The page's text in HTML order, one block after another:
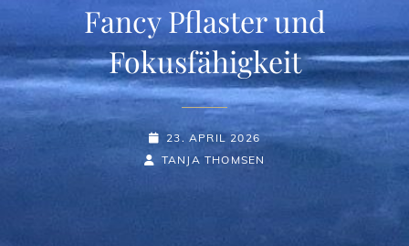
Fancy Pflaster und
Fokusfähigkeit
POSTED-
ON
23. APRIL 2026
BY
BYLINE
TANJA THOMSEN